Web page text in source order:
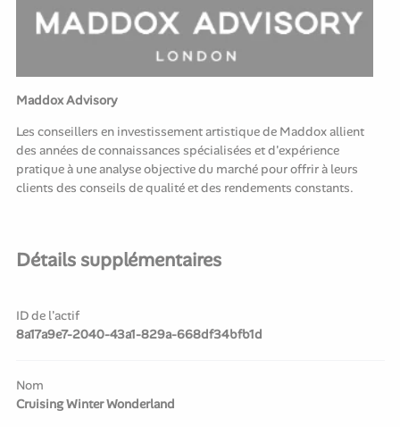
Maddox Advisory
Les conseillers en investissement artistique de Maddox allient
des années de connaissances spécialisées et d'expérience
pratique à une analyse objective du marché pour offrir à leurs
clients des conseils de qualité et des rendements constants.
Détails supplémentaires
ID de l'actif
8a17a9e7-2040-43a1-829a-668df34bfb1d
Nom
Cruising Winter Wonderland